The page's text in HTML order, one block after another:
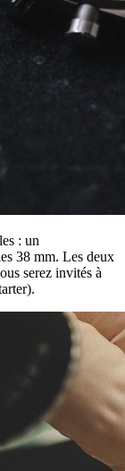
: un
38 mm. Les deux
serez invités à